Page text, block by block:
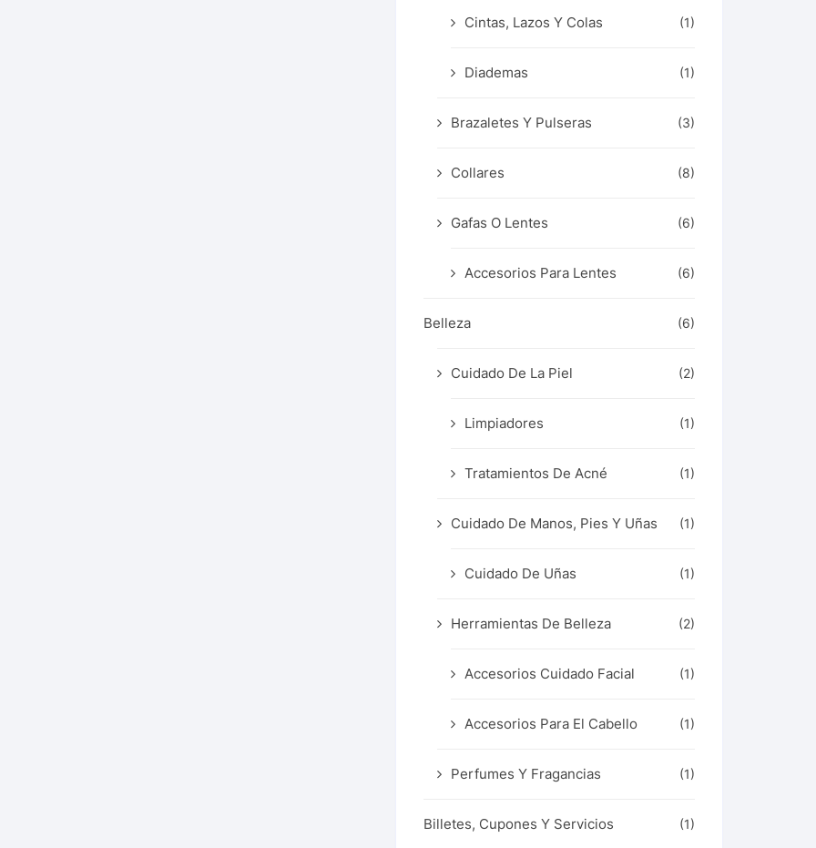
Cintas, Lazos Y Colas (1)
Diademas (1)
Brazaletes Y Pulseras (3)
Collares (8)
Gafas O Lentes (6)
Accesorios Para Lentes (6)
Belleza (6)
Cuidado De La Piel (2)
Limpiadores (1)
Tratamientos De Acné (1)
Cuidado De Manos, Pies Y Uñas (1)
Cuidado De Uñas (1)
Herramientas De Belleza (2)
Accesorios Cuidado Facial (1)
Accesorios Para El Cabello (1)
Perfumes Y Fragancias (1)
Billetes, Cupones Y Servicios (1)